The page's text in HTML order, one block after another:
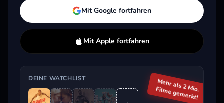
Mit Google fortfahren
Mit Apple fortfahren
DEINE WATCHLIST Mehr als 2 Mio.
Filme gemerkt!